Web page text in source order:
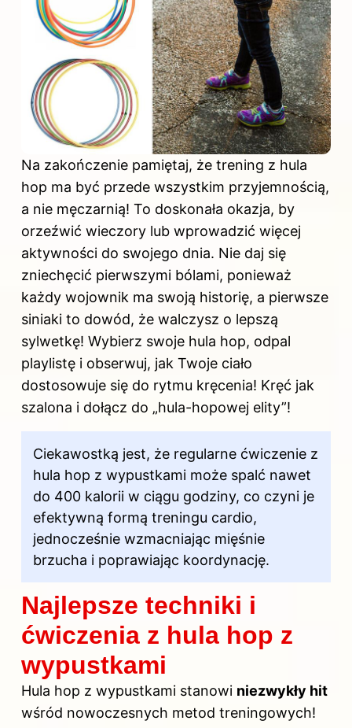
Na zakończenie pamiętaj, że trening z hula
hop ma być przede wszystkim przyjemnością,
a nie męczarnią! To doskonała okazja, by
orzeźwić wieczory lub wprowadzić więcej
aktywności do swojego dnia. Nie daj się
zniechęcić pierwszymi bólami, ponieważ
każdy wojownik ma swoją historię, a pierwsze
siniaki to dowód, że walczysz o lepszą
sylwetkę! Wybierz swoje hula hop, odpal
playlistę i obserwuj, jak Twoje ciało
dostosowuje się do rytmu kręcenia! Kręć jak
szalona i dołącz do „hula-hopowej elity”!
Ciekawostką jest, że regularne ćwiczenie z
hula hop z wypustkami może spalć nawet
do 400 kalorii w ciągu godziny, co czyni je
efektywną formą treningu cardio,
jednocześnie wzmacniając mięśnie
brzucha i poprawiając koordynację.
Najlepsze techniki i
ćwiczenia z hula hop z
wypustkami
Hula hop z wypustkami stanowi niezwykły hit
wśród nowoczesnych metod treningowych!